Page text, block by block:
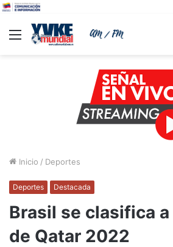
Menu
Inicio / Deportes
Deportes Destacada
Brasil se clasifica
de Qatar 2022